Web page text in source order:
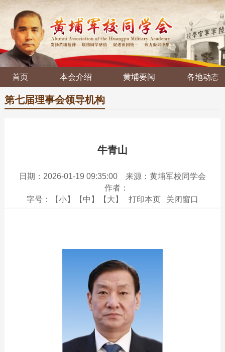
首页 本会介绍 黄埔要闻 各地动态
第七届理事会领导机构
牛青山
日期：2026-01-19 09:35:00
来源：黄埔军校同学会
作者：
字号：
【小】 【中】 【大】 打印本页 关闭窗口